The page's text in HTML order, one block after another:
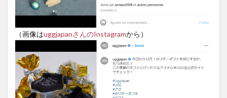
（画像はuggjapanさんのInstagramから）